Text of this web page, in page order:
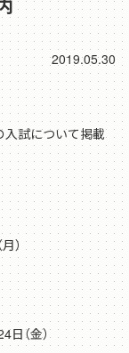
2019.05.30
試について掲載
）
金）